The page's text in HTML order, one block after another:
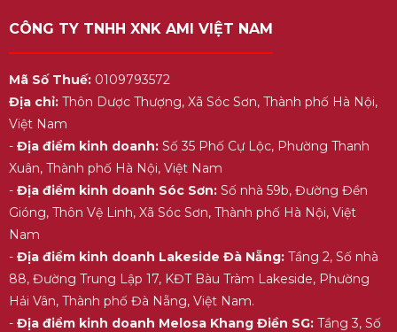
CÔNG TY TNHH XNK AMI VIỆT NAM
Mã Số Thuế:0109793572
Địa chỉ:Thôn Dược Thượng, Xã Sóc Sơn, Thành phố Hà Nội,
Việt Nam
- Địa điểm kinh doanh:Số 35 Phố Cự Lộc, Phường Thanh
Xuân, Thành phố Hà Nội, Việt Nam
- Địa điểm kinh doanh Sóc Sơn:Số nhà 59b, Đường Đền
Gióng, Thôn Vệ Linh, Xã Sóc Sơn, Thành phố Hà Nội, Việt
Nam
- Địa điểm kinh doanh Lakeside Đà Nẵng:Tầng 2, Số nhà
88, Đường Trung Lập 17, KĐT Bàu Tràm Lakeside, Phường
Hải Vân, Thành phố Đà Nẵng, Việt Nam.
- Địa điểm kinh doanh Melosa Khang Điền SG:Tầng 3, Số